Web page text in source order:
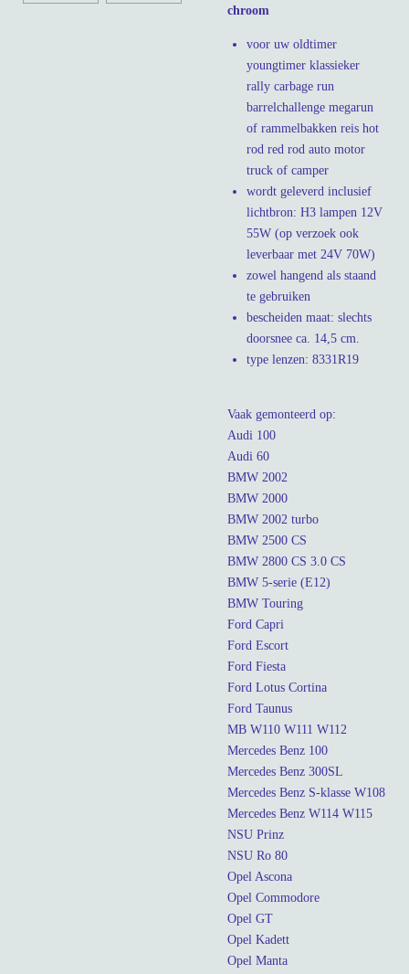
chroom
voor uw oldtimer
youngtimer klassieker
rally carbage run
barrelchallenge megarun
of rammelbakken reis hot
rod red rod auto motor
truck of camper
wordt geleverd inclusief
lichtbron: H3 lampen 12V
55W (op verzoek ook
leverbaar met 24V 70W)
zowel hangend als staand
te gebruiken
bescheiden maat: slechts
doorsnee ca. 14,5 cm.
type lenzen: 8331R19
Vaak gemonteerd op:
Audi 100
Audi 60
BMW 2002
BMW 2000
BMW 2002 turbo
BMW 2500 CS
BMW 2800 CS 3.0 CS
BMW 5-serie (E12)
BMW Touring
Ford Capri
Ford Escort
Ford Fiesta
Ford Lotus Cortina
Ford Taunus
MB W110 W111 W112
Mercedes Benz 100
Mercedes Benz 300SL
Mercedes Benz S-klasse W108
Mercedes Benz W114 W115
NSU Prinz
NSU Ro 80
Opel Ascona
Opel Commodore
Opel GT
Opel Kadett
Opel Manta